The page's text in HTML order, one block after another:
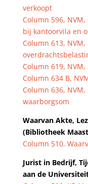
verkoopt
Column 596,
bij kantoorvila en
Column 613,
Column 619,
Column 634 B,
Column 636,
waarborgsom
Waarvan Akte,
(Bibliotheek
Column 510,
Jurist in Bedrijf,
aan de